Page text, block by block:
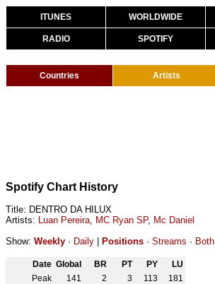
ITUNES WORLDWIDE
RADIO SPOTIFY
Countries Artists
Spotify Chart History
Title: DENTRO DA HILUX
Artists: Luan Pereira, MC Ryan SP, Mc Daniel
Show: Weekly · Daily Positions · Streams · Both
Date Global BR PT PY
LU
Peak
141 2 3 113
181